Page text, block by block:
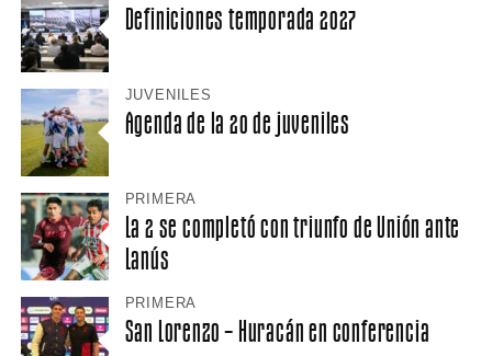
Definiciones temporada 2027
JUVENILES
Agenda de la 20 de juveniles
PRIMERA
La 2 se completó con triunfo de Unión ante
Lanús
PRIMERA
San Lorenzo – Huracán en conferencia